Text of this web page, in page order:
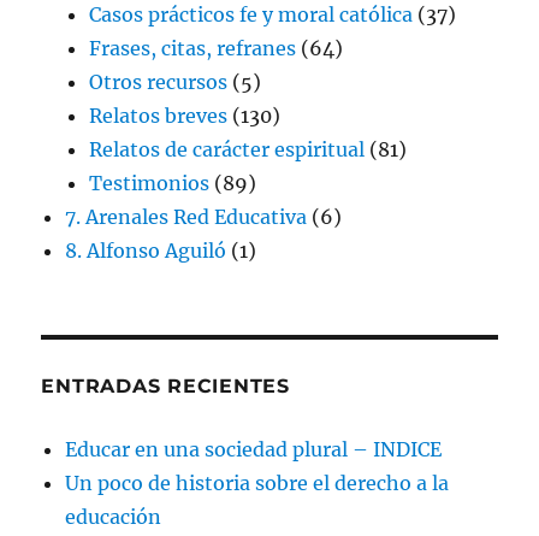
Casos prácticos fe y moral católica (37)
Frases, citas, refranes (64)
Otros recursos (5)
Relatos breves (130)
Relatos de carácter espiritual (81)
Testimonios (89)
7. Arenales Red Educativa (6)
8. Alfonso Aguiló (1)
ENTRADAS RECIENTES
Educar en una sociedad plural – INDICE
Un poco de historia sobre el derecho a la
educación